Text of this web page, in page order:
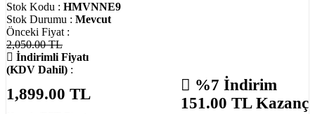
Stok Kodu : HMVNNE9
Stok Durumu : Mevcut
Önceki Fiyat :
2,050.00 TL
İndirimli Fiyatı
(KDV Dahil) :
1,899.00 TL
%7 İndirim
151.00 TL Kazanç